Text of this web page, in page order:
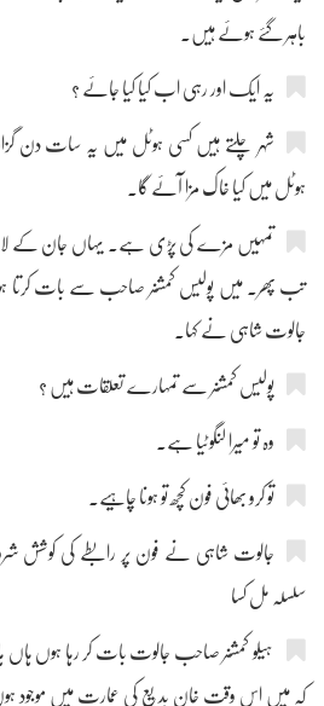
باہر گئے ہوئے ہیں۔
یہ ایک اور رہی اب کیا کیا جائے ؟
شہر چلتے ہیں کسی ہوٹل میں یہ سات دن
ہوٹل میں کیا خاک مزا آئے گا۔
تمہیں مزے کی پڑی ہے۔ یہاں جان کے
تب پھر۔ میں پولیس کمشنر صاحب سے بات کرتا
جالوت شاہی نے کہا۔
پولیس کمشنر سے تمہارے تعلقات ہیں ؟
وہ تو میرا لنگوٹیا ہے۔
تو کرو بھائی فون کچھ تو ہونا چاہیے۔
جالوت شاہی نے فون پر رابطے کی کوشش
سلسلہ مل کسا
ہیلو کمشنر صاحب جالوت بات کر رہا ہوں
کہ میں اس وقت خان بدیع کی عمارت میں موجود